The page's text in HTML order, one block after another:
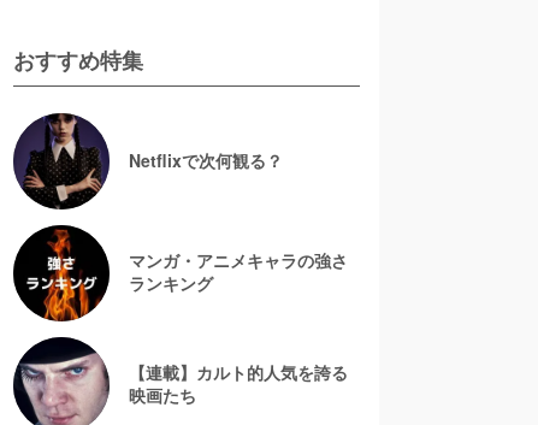
おすすめ特集
Netflixで次何観る？
マンガ・アニメキャラの強さ
ランキング
【連載】カルト的人気を誇る
映画たち